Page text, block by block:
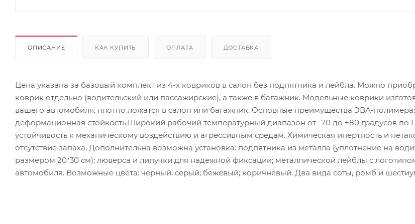
ОПИСАНИЕ КАК КУПИТЬ ОПЛАТА ДОСТАВКА
Цена указана за базовый комплект из 4-х ковриков в салон без подпятника и лейбла. Можно
коврик отдельно (водительский или пассажирские), а также в багажник. Модельные коврики
вашего автомобиля, плотно ложатся в салон или багажник. Основные преимущества ЭВА-полимера:
деформационная стойкость.Широкий рабочий температурный диапазон от -70 до +80 градусов по
устойчивость к механическому воздействию и агрессивным средам. Химическая инертность и
отсутствие запаха. Дополнительна возможна установка: подпятника из металла (уплотнение на
размером 20*30 см); люверса и липучки для надежной фиксации; металлической лейблы с
автомобиля. Возможные цвета: черный; серый; бежевый; коричневый. Два вида соты, ромб и